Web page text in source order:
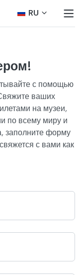
RU
с помощью
ваших
на музеи,
по всему миру и
заполните форму
с вами как